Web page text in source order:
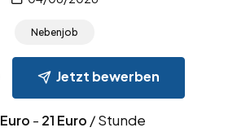
Nebenjob
Jetzt bewerben
Euro - 21 Euro / Stunde